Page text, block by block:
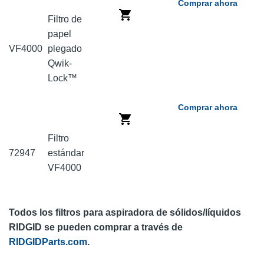
VF4000
Filtro de
papel
plegado
Qwik-
Lock™
Comprar ahora
72947
Filtro
estándar
VF4000
Comprar ahora
Todos los filtros para aspiradora de sólidos/líquidos
RIDGID se pueden comprar a través de
RIDGIDParts.com.